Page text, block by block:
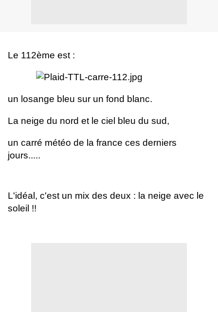
Le 112ème est :
un losange bleu sur un fond blanc.
La neige du nord et le ciel bleu du sud,
un carré météo de la france ces derniers
jours.....
L'idéal, c'est un mix des deux : la neige avec le
soleil !!